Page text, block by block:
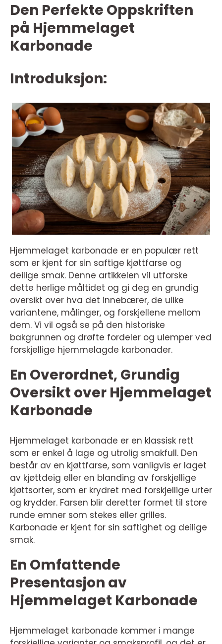
Den Perfekte Oppskriften
på Hjemmelaget
Karbonade
Introduksjon:
Hjemmelaget karbonade er en populær rett
som er kjent for sin saftige kjøttfarse og
deilige smak. Denne artikkelen vil utforske
dette herlige måltidet og gi deg en grundig
oversikt over hva det innebærer, de ulike
variantene, målinger, og forskjellene mellom
dem. Vi vil også se på den historiske
bakgrunnen og drøfte fordeler og ulemper ved
forskjellige hjemmelagde karbonader.
En Overordnet, Grundig
Oversikt over Hjemmelaget
Karbonade
Hjemmelaget karbonade er en klassisk rett
som er enkel å lage og utrolig smakfull. Den
består av en kjøttfarse, som vanligvis er laget
av kjøttdeig eller en blanding av forskjellige
kjøttsorter, som er krydret med forskjellige urter
og krydder. Farsen blir deretter formet til store
runde emner som stekes eller grilles.
Karbonade er kjent for sin saftighet og deilige
smak.
En Omfattende
Presentasjon av
Hjemmelaget Karbonade
Hjemmelaget karbonade kommer i mange